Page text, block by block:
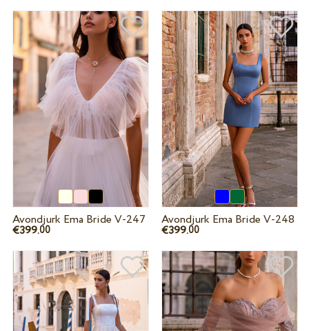
Avondjurk Ema Bride V-247
€399.00
Avondjurk Ema Bride V-248
€399.00